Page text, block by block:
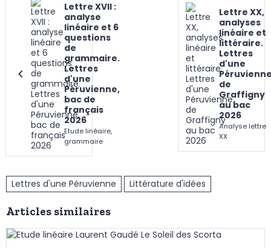
Lettre XVII :
analyse
linéaire et 6
questions
de
grammaire.
Lettres
d'une
Péruvienne,
bac de
français
2026
Etude linéaire,
grammaire
Lettre XX,
analyses
linéaire et
littéraire.
Lettres
d'une
de
Graffigny
au bac
2026
Analyse lettre
XX
Lettres d'une Péruvienne Littérature d'idées
Articles similaires